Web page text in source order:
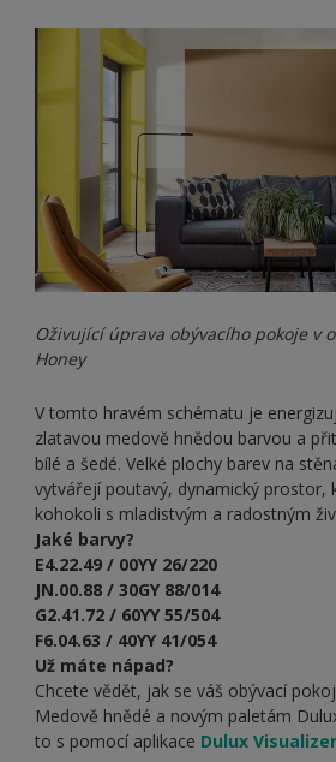
Oživující úprava obývacího pokoje v
Honey
V tomto hravém schématu je
zlatavou medově hnědou barvou a
bílé a šedé. Velké plochy barev na
vytvářejí poutavý, dynamický prostor,
kohokoli s mladistvým a radostným
Jaké barvy?
E4.22.49 / 00YY 26/220
JN.00.88 / 30GY 88/014
G2.41.72 / 60YY 55/504
F6.04.63 / 40YY 41/054
Už máte nápad?
Chcete vědět, jak se váš obývací
Medově hnědé a novým paletám
to s pomocí aplikace Dulux Visualizer